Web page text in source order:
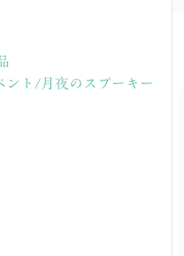
ント/月夜のスプーキー